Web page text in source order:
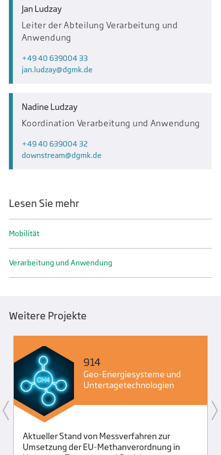
Jan Ludzay
Leiter der Abteilung Verarbeitung und
Anwendung
+49 40 639004 33
jan.ludzay
dgmk.de
Nadine Ludzay
Koordination Verarbeitung und Anwendung
+49 40 639004 32
downstream
dgmk.de
Lesen Sie mehr
Mobilität
Verarbeitung und Anwendung
Weitere Projekte
914
Geo-Energiesysteme und
Untertage­technologien
Aktueller Stand von Messverfahren zur
Umsetzung der EU-Methanverordnung in